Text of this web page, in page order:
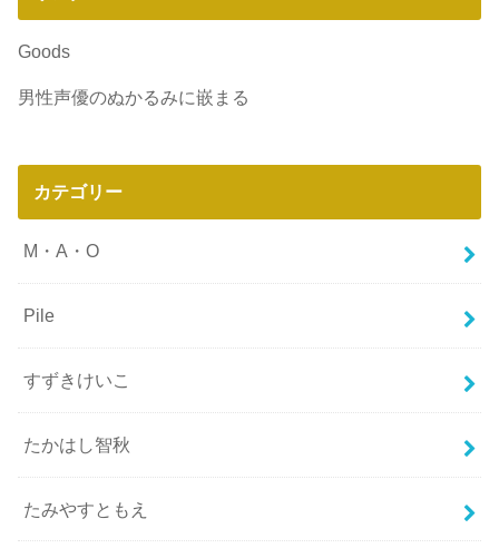
Goods
男性声優のぬかるみに嵌まる
カテゴリー
M・A・O
Pile
すずきけいこ
たかはし智秋
たみやすともえ